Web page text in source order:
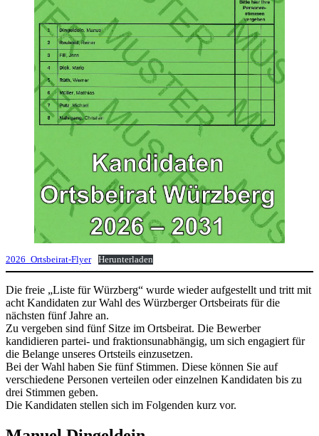
2026_Ortsbeirat-Flyer Herunterladen
Die freie „Liste für Würzberg“ wurde wieder aufgestellt und tritt mit
acht Kandidaten zur Wahl des Würzberger Ortsbeirats für die
nächsten fünf Jahre an.
Zu vergeben sind fünf Sitze im Ortsbeirat. Die Bewerber
kandidieren partei- und fraktionsunabhängig, um sich engagiert für
die Belange unseres Ortsteils einzusetzen.
Bei der Wahl haben Sie fünf Stimmen. Diese können Sie auf
verschiedene Personen verteilen oder einzelnen Kandidaten bis zu
drei Stimmen geben.
Die Kandidaten stellen sich im Folgenden kurz vor.